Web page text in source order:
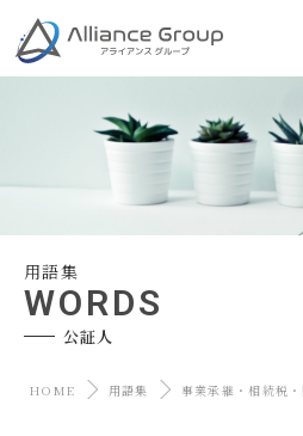
用語集
WORDS
公証人
HOME 用語集 事業承継・相続税